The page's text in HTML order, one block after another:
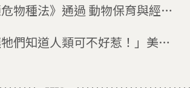
危物種法》通過 動物保育與經濟
牠們知道人類可不好惹！」美國